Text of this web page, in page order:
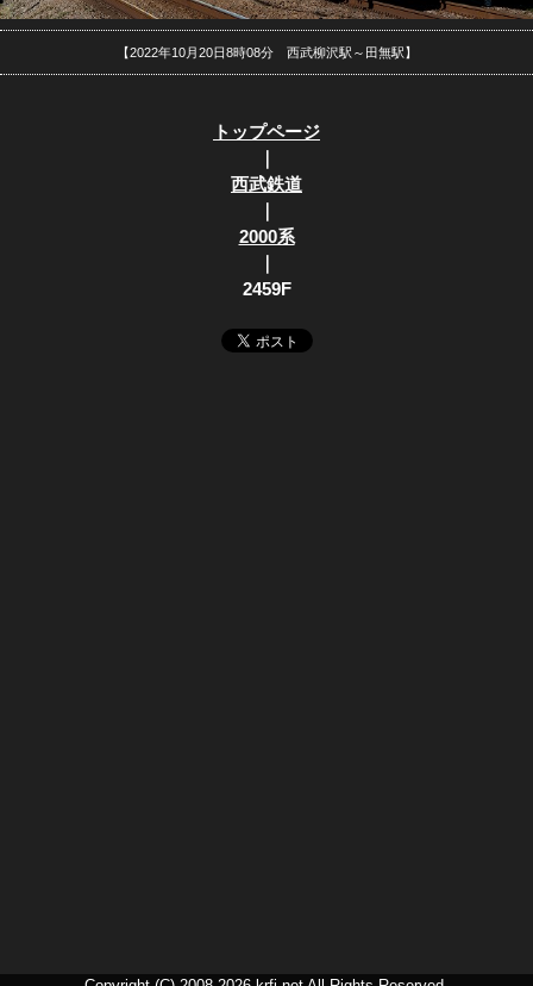
【2022年10月20日8時08分 西武柳沢駅～田無駅】
トップページ
｜
西武鉄道
｜
2000系
｜
2459F